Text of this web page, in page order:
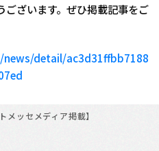
ございます。ぜひ掲載記事をご
detail/ac3d31ffbb7188
メッセメディア掲載】